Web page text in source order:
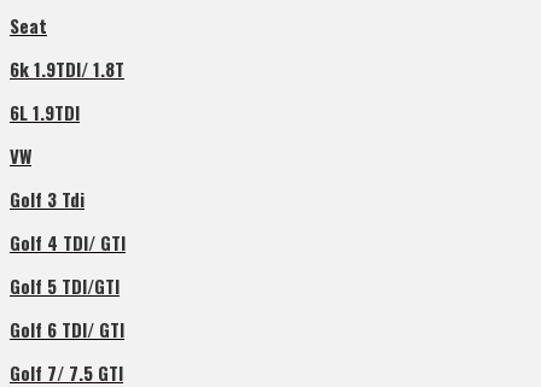
Seat
6k 1.9TDI/ 1.8T
6L 1.9TDI
VW
Golf 3 Tdi
Golf 4 TDI/ GTI
Golf 5 TDI/GTI
Golf 6 TDI/ GTI
Golf 7/ 7.5 GTI